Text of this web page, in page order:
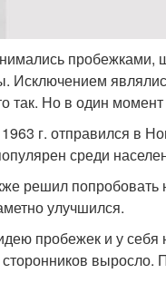
Исключением
так. Но в один
г. отправился в
среди
решил попробовать
улучшился.
пробежек и у